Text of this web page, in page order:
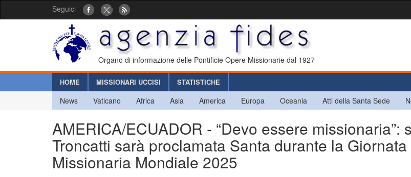
Seguici
Organo di informazione delle Pontificie Opere Missionarie dal 1927
HOME MISSIONARI UCCISI STATISTICHE
News Vaticano Africa Asia America Europa Oceania Atti della Santa Sede
AMERICA/ECUADOR - “Devo essere missionaria”:
Troncatti sarà proclamata Santa durante la Giornata
Missionaria Mondiale 2025